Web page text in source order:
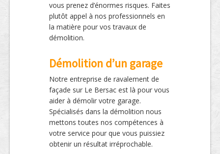
vous prenez d’énormes risques. Faites
plutôt appel à nos professionnels en
la matière pour vos travaux de
démolition.
Démolition d’un garage
Notre entreprise de ravalement de
façade sur Le Bersac est là pour vous
aider à démolir votre garage.
Spécialisés dans la démolition nous
mettons toutes nos compétences à
votre service pour que vous puissiez
obtenir un résultat irréprochable.